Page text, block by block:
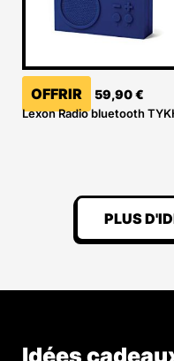
OFFRIR 59,90€
Lexon Radio bluetooth
PLUS
Idées